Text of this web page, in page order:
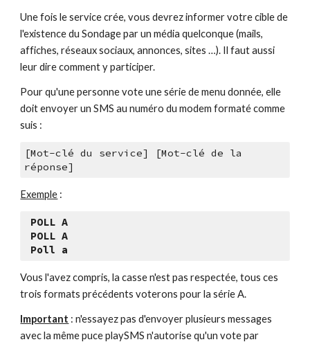
Une fois le service crée, vous devrez informer votre cible de
l'existence du Sondage par un média quelconque (mails,
affiches, réseaux sociaux, annonces, sites …). Il faut aussi
leur dire comment y participer.
Pour qu'une personne vote une série de menu donnée, elle
doit envoyer un SMS au numéro du modem formaté comme
suis :
[Mot-clé du service] [Mot-clé de la
réponse]
Exemple :
POLL A
POLL A
Poll a
Vous l'avez compris, la casse n'est pas respectée, tous ces
trois formats précédents voterons pour la série A.
Important : n'essayez pas d'envoyer plusieurs messages
avec la même puce playSMS n'autorise qu'un vote par